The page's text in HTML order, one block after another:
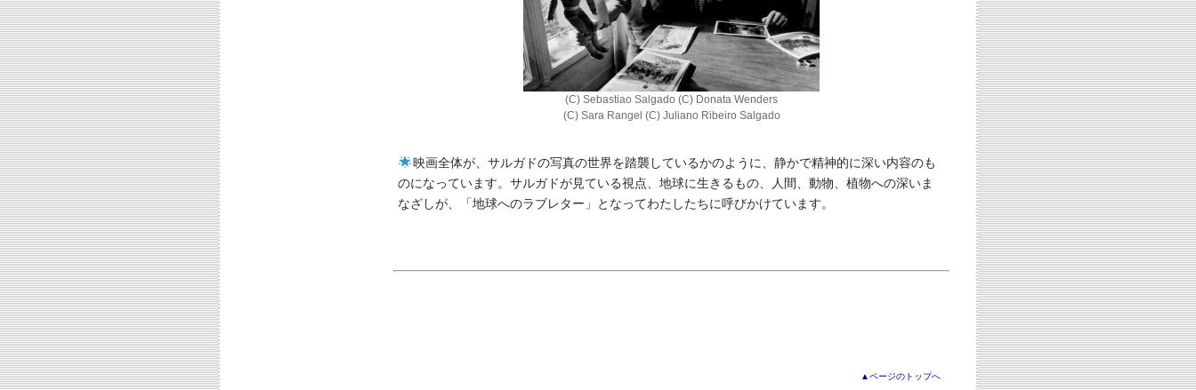
(C) Sebastiao Salgado (C) Donata Wenders
(C) Sara Rangel (C) Juliano Ribeiro Salgado
映画全体が、サルガドの写真の世界を踏襲しているかのように、静かで精神的に深い内容のも
のになっています。サルガドが見ている視点、地球に生きるもの、人間、動物、植物への深いま
なざしが、「地球へのラブレター」となってわたしたちに呼びかけています。
▲ページのトップへ